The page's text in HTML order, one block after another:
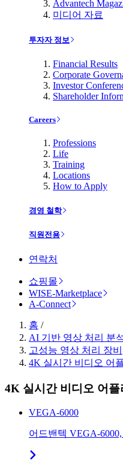
Advantech
미디어 자료
투자자 정보
Financial Results
Corporate
Investor
Shareholder
Careers
Professions
Life
Training
Locations
How to Apply
경영 철학
직원전용
연락처
쇼핑몰
WISE-Marketplace
A-Connect
홈 /
AI 기반 영상 처리 분
고성능 영상 처리 장비
4K 실시간 비디오 어
4K 실시간 비디오 어플
VEGA-6000
어드밴텍 VEGA-